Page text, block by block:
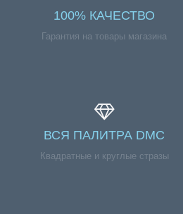
100% КАЧЕСТВО
Гарантия на товары магазина
ВСЯ ПАЛИТРА DMC
Квадратные и круглые стразы